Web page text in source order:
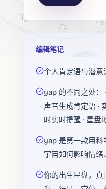
编辑笔记
个人肯定语与潜意
yap 的不同之处：
声音生成肯定语 ·
时实时提醒 · 星盘
yap 是第一款用科
宇宙如何影响情绪
你的出生星盘，真